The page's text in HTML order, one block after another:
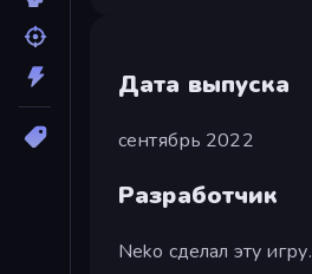
Дата выпуска
сентябрь 2022
Разработчик
Neko сделал эту игру.